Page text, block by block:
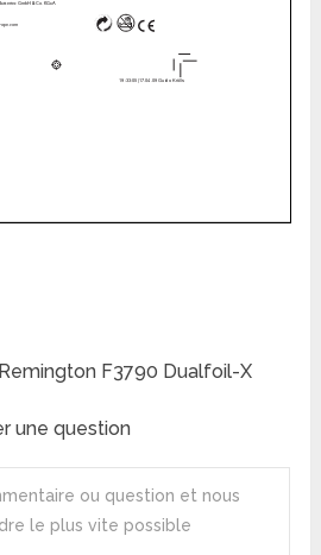
F3790 Dualfoil-X
une question